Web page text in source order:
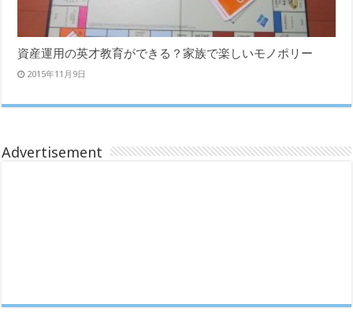
資産運用の英才教育ができる？家族で楽しいモノポリー
2015年11月9日
Advertisement